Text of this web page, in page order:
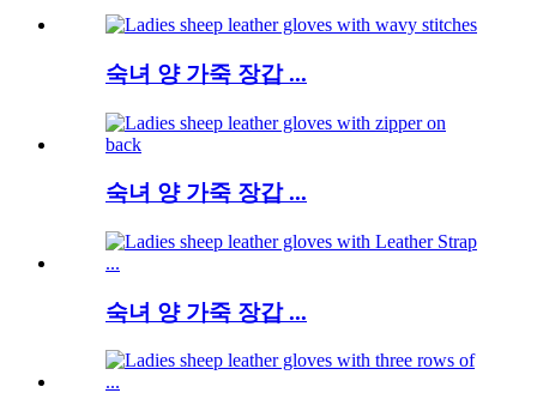
숙녀 양 가죽 장갑 ...
숙녀 양 가죽 장갑 ...
숙녀 양 가죽 장갑 ...